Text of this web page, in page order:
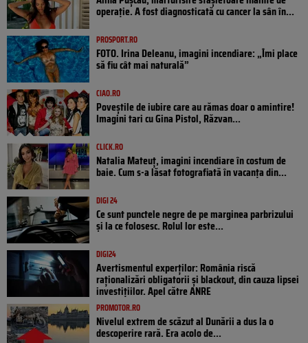
operație. A fost diagnosticată cu cancer la sân în...
PROSPORT.RO
FOTO. Irina Deleanu, imagini incendiare: „Îmi place
să fiu cât mai naturală”
CIAO.RO
Poveştile de iubire care au rămas doar o amintire!
Imagini tari cu Gina Pistol, Răzvan...
CLICK.RO
Natalia Mateuț, imagini incendiare în costum de
baie. Cum s-a lăsat fotografiată în vacanța din...
DIGI 24
Ce sunt punctele negre de pe marginea parbrizului
și la ce folosesc. Rolul lor este...
DIGI24
Avertismentul experților: România riscă
raționalizări obligatorii și blackout, din cauza lipsei
investițiilor. Apel către ANRE
PROMOTOR.RO
Nivelul extrem de scăzut al Dunării a dus la o
descoperire rară. Era acolo de...